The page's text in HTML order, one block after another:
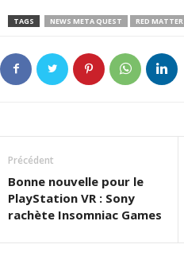
TAGS NEWS META QUEST RED MATTER
Précédent
Bonne nouvelle pour le
PlayStation VR : Sony
rachète Insomniac Games